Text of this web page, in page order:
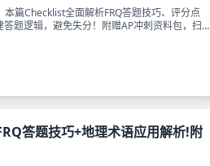
篇Checklist全面解析FRQ答题技巧、评分点
题逻辑，避免失分！附赠AP冲刺资料包，扫
答题技巧+地理术语应用解析!附